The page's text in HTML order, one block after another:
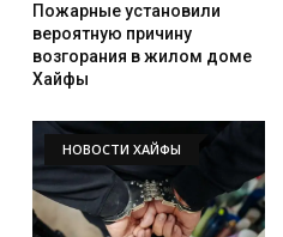
Пожарные установили
вероятную причину
возгорания в жилом доме
Хайфы
НОВОСТИ ХАЙФЫ